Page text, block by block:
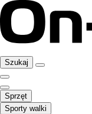
Szukaj
Sprzęt
Sporty walki